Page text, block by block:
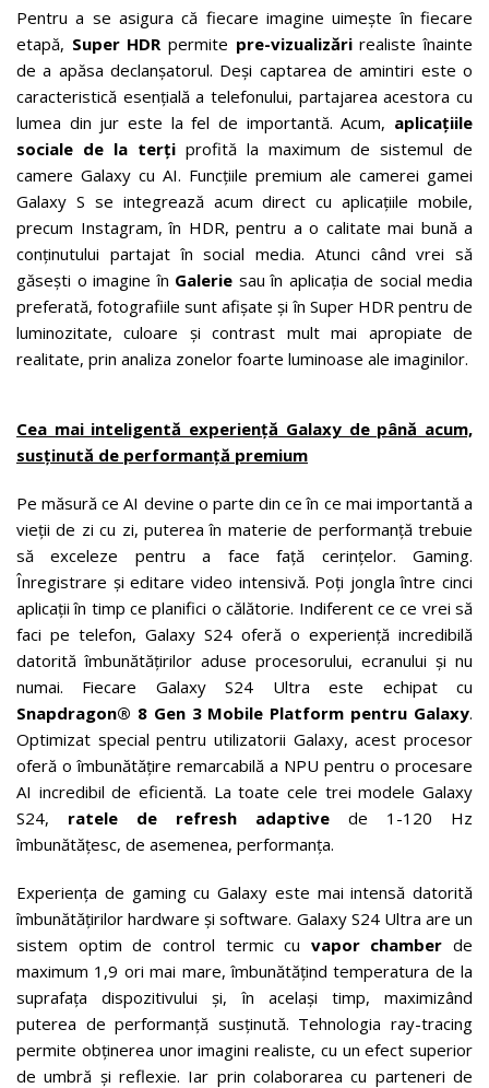
Pentru a se asigura că fiecare imagine uimește în fiecare
etapă, Super HDR permite pre-vizualizărirealiste înainte
de a apăsa declanșatorul. Deși captarea de amintiri este o
caracteristică esențială a telefonului, partajarea acestora cu
lumea din jur este la fel de importantă. Acum, aplicațiile
sociale de la terți profită la maximum de sistemul de
camere Galaxy cu AI. Funcțiile premium ale camerei gamei
Galaxy S se integrează acum direct cu aplicațiile mobile,
precum Instagram, în HDR, pentru a o calitate mai bună a
conținutului partajat în social media. Atunci când vrei să
găsești o imagine în Galerie sau în aplicația de social media
preferată, fotografiile sunt afișate și în Super HDR pentru de
luminozitate, culoare și contrast mult mai apropiate de
realitate, prin analiza zonelor foarte luminoase ale imaginilor.
Cea mai inteligentă experiență Galaxy de până acum,
susținută de performanță premium
Pe măsură ce AI devine o parte din ce în ce mai importantă a
vieții de zi cu zi, puterea în materie de performanță trebuie
să exceleze pentru a face față cerințelor. Gaming.
Înregistrare și editare video intensivă. Poți jongla între cinci
aplicații în timp ce planifici o călătorie. Indiferent ce ce vrei să
faci pe telefon, Galaxy S24 oferă o experiență incredibilă
datorită îmbunătățirilor aduse procesorului, ecranului și nu
numai. Fiecare Galaxy S24 Ultra este echipat cu
Snapdragon® 8 Gen 3 Mobile Platform pentru Galaxy.
Optimizat special pentru utilizatorii Galaxy, acest procesor
oferă o îmbunătățire remarcabilă a NPU pentru o procesare
AI incredibil de eficientă. La toate cele trei modele Galaxy
S24, ratele de refresh adaptive de 1-120 Hz
îmbunătățesc, de asemenea, performanța.
Experiența de gaming cu Galaxy este mai intensă datorită
îmbunătățirilor hardware și software. Galaxy S24 Ultra are un
sistem optim de control termic cu vapor chamber de
maximum 1,9 ori mai mare, îmbunătățind temperatura de la
suprafața dispozitivului și, în același timp, maximizând
puterea de performanță susținută. Tehnologia ray-tracing
permite obținerea unor imagini realiste, cu un efect superior
de umbră și reflexie. Iar prin colaborarea cu parteneri de